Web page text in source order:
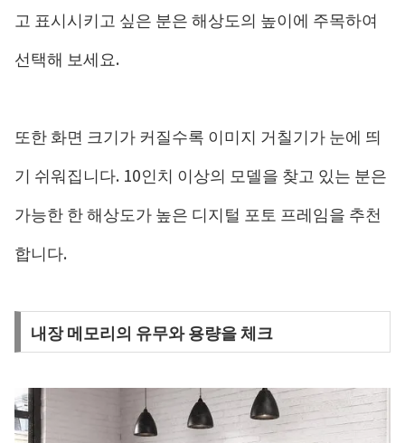
고 표시시키고 싶은 분은 해상도의 높이에 주목하여
선택해 보세요.
또한 화면 크기가 커질수록 이미지 거칠기가 눈에 띄
기 쉬워집니다. 10인치 이상의 모델을 찾고 있는 분은
가능한 한 해상도가 높은 디지털 포토 프레임을 추천
합니다.
내장 메모리의 유무와 용량을 체크